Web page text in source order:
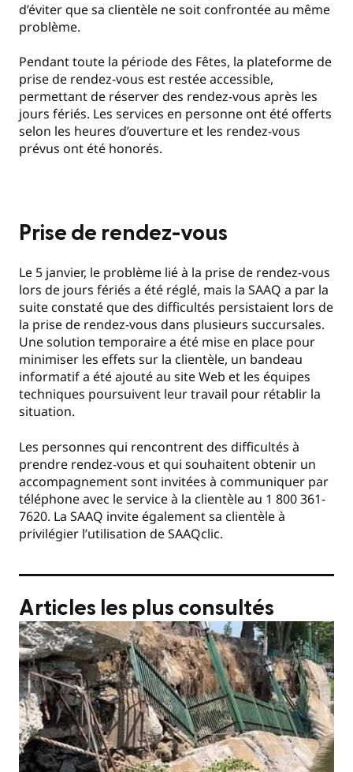
d’éviter que sa clientèle ne soit confrontée au même
problème.
Pendant toute la période des Fêtes, la plateforme de
prise de rendez-vous est restée accessible,
permettant de réserver des rendez-vous après les
jours fériés. Les services en personne ont été offerts
selon les heures d’ouverture et les rendez-vous
prévus ont été honorés.
Prise de rendez-vous
Le 5 janvier, le problème lié à la prise de rendez-vous
lors de jours fériés a été réglé, mais la SAAQ a par la
suite constaté que des difficultés persistaient lors de
la prise de rendez-vous dans plusieurs succursales.
Une solution temporaire a été mise en place pour
minimiser les effets sur la clientèle, un bandeau
informatif a été ajouté au site Web et les équipes
techniques poursuivent leur travail pour rétablir la
situation.
Les personnes qui rencontrent des difficultés à
prendre rendez-vous et qui souhaitent obtenir un
accompagnement sont invitées à communiquer par
téléphone avec le service à la clientèle au 1 800 361-
7620. La SAAQ invite également sa clientèle à
privilégier l’utilisation de SAAQclic.
Articles les plus consultés